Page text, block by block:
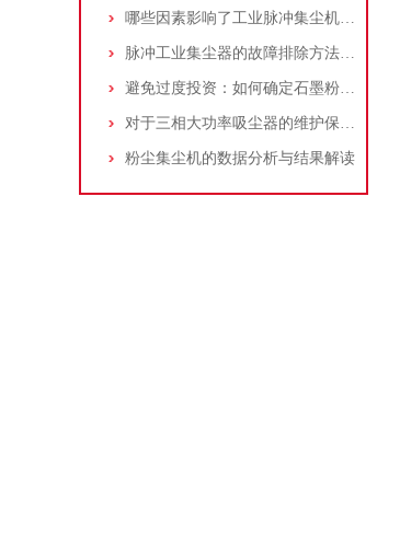
哪些因素影响了工业脉冲集尘机的使用寿命？
脉冲工业集尘器的故障排除方法和注意事项
避免过度投资：如何确定石墨粉尘除尘器的合理价格区间
对于三相大功率吸尘器的维护保养，你了解多少
粉尘集尘机的数据分析与结果解读